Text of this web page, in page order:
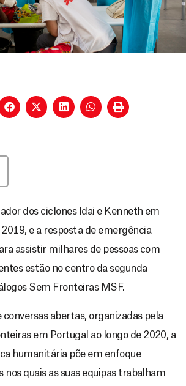
dos ciclones Idai e Kenneth em
e a resposta de emergência
assistir milhares de pessoas com
estão no centro da segunda
Sem Fronteiras MSF.
conversas abertas, organizadas pela
em Portugal ao longo de 2020, a
humanitária põe em enfoque
nos quais as suas equipas trabalham